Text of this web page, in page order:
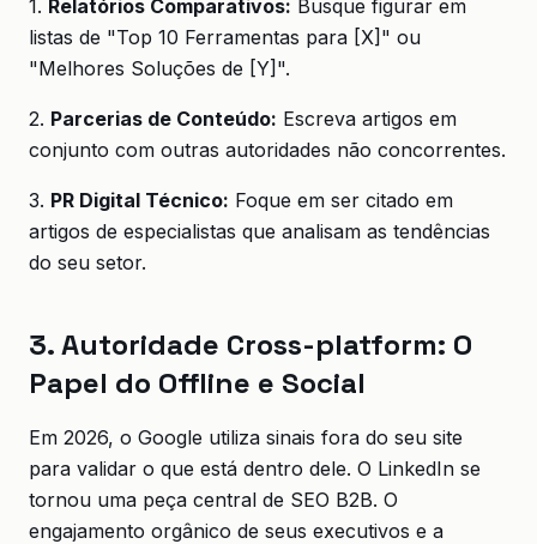
1. Relatórios Comparativos: Busque figurar em
listas de "Top 10 Ferramentas para [X]" ou
"Melhores Soluções de [Y]".
2. Parcerias de Conteúdo: Escreva artigos em
conjunto com outras autoridades não concorrentes.
3. PR Digital Técnico: Foque em ser citado em
artigos de especialistas que analisam as tendências
do seu setor.
3. Autoridade Cross-platform: O
Papel do Offline e Social
Em 2026, o Google utiliza sinais fora do seu site
para validar o que está dentro dele. O LinkedIn se
tornou uma peça central de SEO B2B. O
engajamento orgânico de seus executivos e a